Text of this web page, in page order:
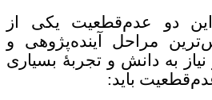
دو عدم‌قطعیت یکی از
مراحل آینده‌پژوهی و
نیاز به دانش و تجربۀ بسیاری
باید: